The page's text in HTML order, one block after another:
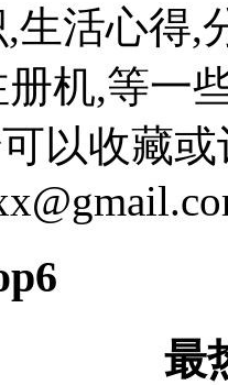
生活心得,
册机,等一
以收藏
最